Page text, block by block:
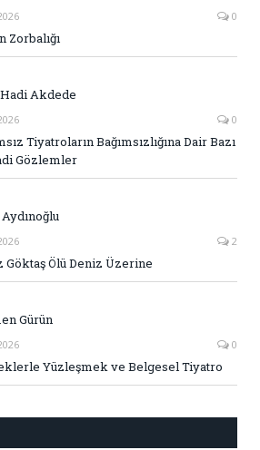
0
Zorbalığı
Akdede
0
Tiyatroların Bağımsızlığına Dair Bazı
Gözlemler
2
Göktaş Ölü Deniz Üzerine
Gürün
0
Yüzleşmek ve Belgesel Tiyatro